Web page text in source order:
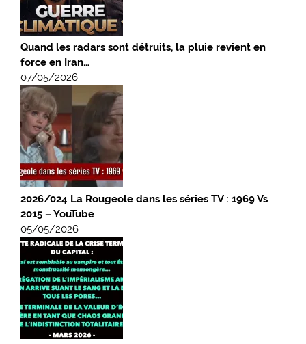
Quand les radars sont détruits, la pluie revient en
force en Iran…
07/05/2026
2026/024 La Rougeole dans les séries TV : 1969 Vs
2015 – YouTube
05/05/2026